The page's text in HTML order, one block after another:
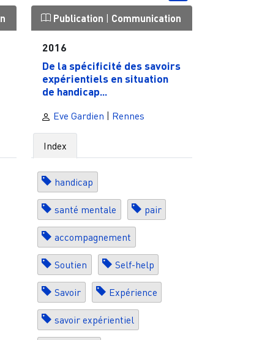
Publication | Communication
2016
De la spécificité des savoirs
expérientiels en situation
de handicap...
Eve Gardien | Rennes
Index
handicap
santé mentale pair
accompagnement
Soutien Self-help
Savoir Expérience
savoir expérientiel